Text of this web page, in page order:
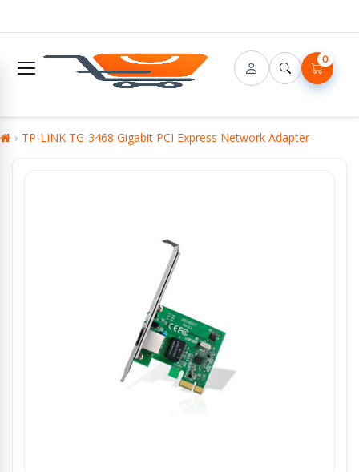
0
TP-LINK TG-3468 Gigabit PCI Express Network Adapter